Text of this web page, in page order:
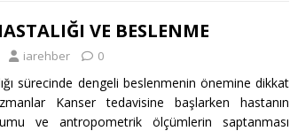
VE BESLENME
iarehber 0
sürecinde dengeli beslenmenin önemine dikkat
Kanser tedavisine başlarken hastanın
ve antropometrik ölçümlerin saptanması